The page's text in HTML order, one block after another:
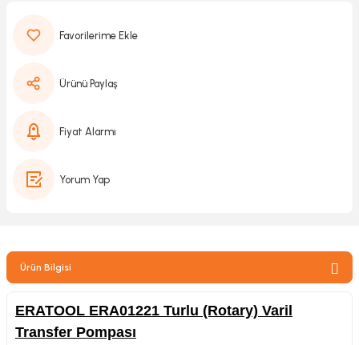
Ürünü Paylaş
Fiyat Alarmı
Yorum Yap
Ürün Bilgisi
ERATOOL ERA01221 Turlu (Rotary) Varil
Transfer Pompası